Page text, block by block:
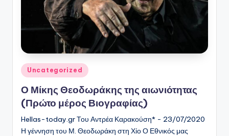
Αναρτήθηκε
σε
Uncategorized
Ο Μίκης Θεοδωράκης της αιωνιότητας
(Πρώτο μέρος Βιογραφίας)
Hellas-today.gr Του Αντρέα Καρακούση* - 23/07/2020
Η γέννηση του Μ. Θεοδωράκη στη Χίο Ο Εθνικός μας